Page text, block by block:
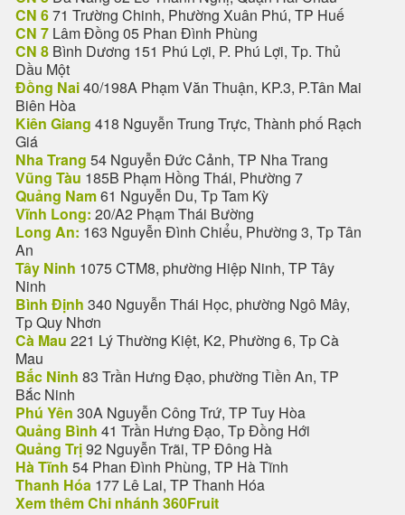
CN 671 Trường Chinh, Phường Xuân Phú, TP Huế
CN 7 Lâm Đồng 05 Phan Đình Phùng
CN 8 Bình Dương 151 Phú Lợi, P. Phú Lợi, Tp. Thủ
Dầu Một
Đồng Nai40/198A Phạm Văn Thuận, KP.3, P.Tân Mai
Biên Hòa
Kiên Giang 418 Nguyễn Trung Trực, Thành phố Rạch
Giá
Nha Trang 54 Nguyễn Đức Cảnh, TP Nha Trang
Vũng Tàu 185B Phạm Hồng Thái, Phường 7
Quảng Nam61 Nguyễn Du, Tp Tam Kỳ
Vĩnh Long: 20/A2 Phạm Thái Bường
Long An: 163 Nguyễn Đình Chiểu, Phường 3, Tp Tân
An
Tây Ninh 1075 CTM8, phường Hiệp Ninh, TP Tây
Ninh
Bình Định 340 Nguyễn Thái Học, phường Ngô Mây,
Tp Quy Nhơn
Cà Mau 221 Lý Thường Kiệt, K2, Phường 6, Tp Cà
Mau
Bắc Ninh 83 Trần Hưng Đạo, phường Tiền An, TP
Bắc Ninh
Phú Yên 30A Nguyễn Công Trứ, TP Tuy Hòa
Quảng Bình 41 Trần Hưng Đạo, Tp Đồng Hới
Quảng Trị92 Nguyễn Trãi, TP Đông Hà
Hà Tĩnh 54 Phan Đình Phùng, TP Hà Tĩnh
Thanh Hóa 177 Lê Lai, TP Thanh Hóa
Xem thêm Chi nhánh 360Fruit